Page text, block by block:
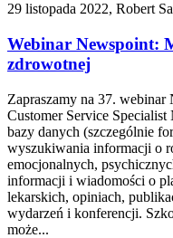
29 listopada 2022, Robert
Webinar Newspoint:
zdrowotnej
Zapraszamy na 37.
Customer Service
bazy danych (szczególnie
wyszukiwania informacji o
emocjonalnych,
informacji i wiadomości o
lekarskich, opiniach,
wydarzeń i konferencji.
może...